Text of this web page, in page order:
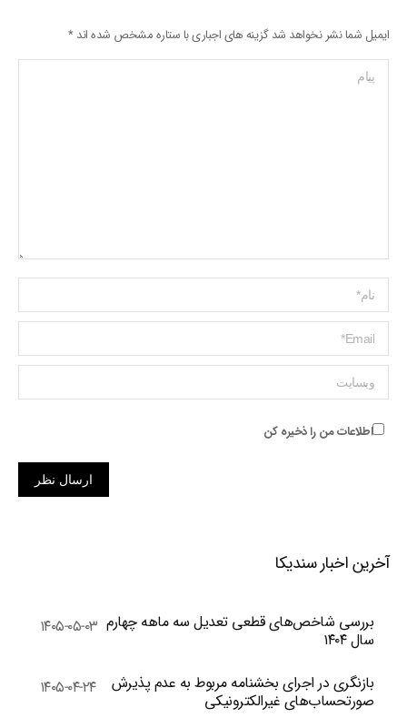
ایمیل شما نشر نخواهد شد گزینه های اجباری با ستاره مشخص شده اند*
پیام
Name *
ایمیل *
وبسایت
اطلاعات من را ذخیره کن
ارسال نظر
آخرین اخبار سندیکا
بررسی شاخص‌های قطعی تعدیل سه ماهه چهارم
سال ۱۴۰۴
۱۴۰۵-۰۵-۰۳
بازنگری در اجرای بخشنامه مربوط به عدم پذیرش
صورتحساب‌های غیرالکترونیکی
۱۴۰۵-۰۴-۲۴